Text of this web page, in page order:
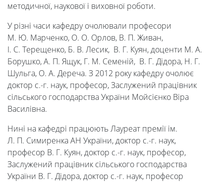
Університет
методичної, наукової і виховної роботи.
У різні часи кафедру очолювали професори
М. Ю. Марченко, О. О. Орлов, В. П. Живан,
І. С. Терещенко, Б. В. Лесик, В. Г. Куян, доценти М. А.
Борушко, А. П. Ящук, Г. М. Семеній, В. Г. Дідора, Н. Г.
Шульга, О. А. Дереча. З 2012 року кафедру очолює
доктор с.-г. наук, професор, Заслужений працівник
сільського господарства України Мойсієнко Віра
Василівна.
Нині на кафедрі працюють Лауреат премії ім.
Л. П. Симиренка АН України, доктор с.-г. наук,
професор В. Г. Куян, доктор с.-г. наук, професор,
Заслужений працівник сільського господарства
України В. Г. Дідора, доктор с.-г. наук, професор